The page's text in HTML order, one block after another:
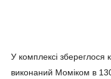
У комплексі збереглося
виконаний Моміком в